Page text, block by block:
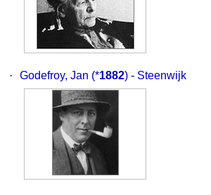
· Godefroy, Jan (*1882) - Steenwijk